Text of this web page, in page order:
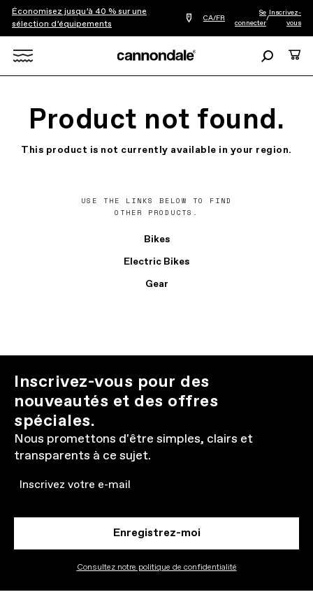
Économisez jusqu’à 40 % sur une
sélection d’équipements
Trouver
détaillant
CA/FR
Se
connecter
/
Inscrivez-
vous
Product not found.
This product is not currently available in your region.
USE THE LINKS BELOW TO FIND
OTHER PRODUCTS.
Bikes
Electric Bikes
Gear
Inscrivez-vous pour des
nouveautés et des offres
spéciales.
Nous promettons d'être simples, clairs et
transparents à ce sujet.
Email
Enregistrez-moi
Consultez notre politique de confidentialité